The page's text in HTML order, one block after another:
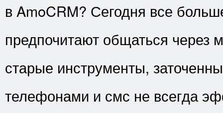
в AmoCRM? Сегодня все
предпочитают общаться через
старые инструменты,
телефонами и смс не всегда